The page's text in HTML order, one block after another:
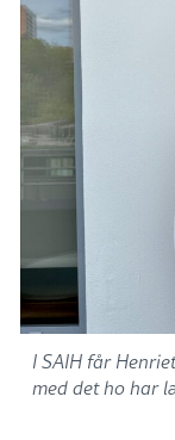
I SAIH får
med det ho har